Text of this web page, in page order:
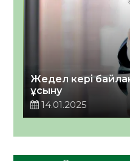
Жедел кері
ұсыну
14.01.2025